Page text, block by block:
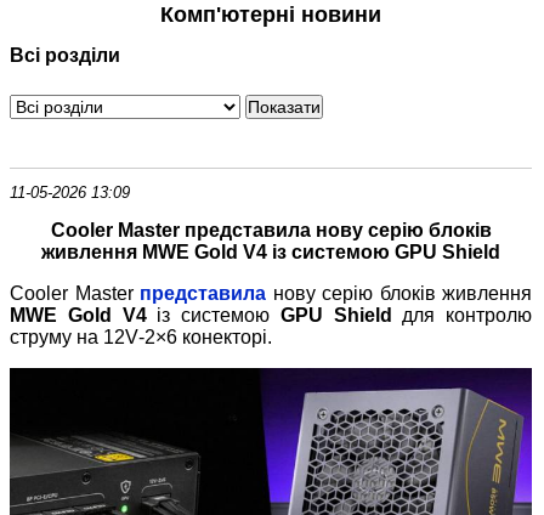
Периферія
Програмне забезпечення
Комп'ютерні новини
Всі розділи
11-05-2026 13:09
Cooler Master представила нову серію блоків
живлення MWE Gold V4 із системою GPU Shield
Cooler Master представила нову серію блоків живлення
MWE Gold V4із системою GPU Shield
для контролю
струму на 12V‑2×6 конекторі.